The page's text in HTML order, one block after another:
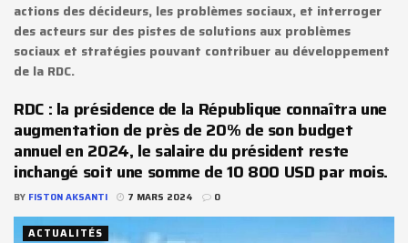
actions des décideurs, les problèmes sociaux, et interroger
des acteurs sur des pistes de solutions aux problèmes
sociaux et stratégies pouvant contribuer au développement
de la RDC.
RDC : la présidence de la République connaîtra une
augmentation de près de 20% de son budget
annuel en 2024, le salaire du président reste
inchangé soit une somme de 10 800 USD par mois.
BY FISTON AKSANTI 7 MARS 2024 0
ACTUALITÉS